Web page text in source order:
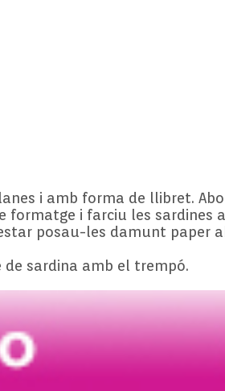
i amb forma de llibret.
formatge i farciu les sardines
posau-les damunt paper
sardina amb el trempó.